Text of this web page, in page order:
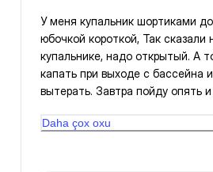
У меня купальник шортиками
юбочкой короткой, Так сказали
купальнике, надо открытый. А
капать при выходе с бассейна
вытерать. Завтра пойду опять и а этом же
общественном месте, к тому же
Daha çox oxu